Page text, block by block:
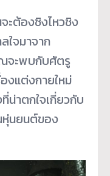
ต้องชิงไหวชิง
ใจมาจาก
จะพบกับศัตรู
งแต่งกายใหม่
าตกใจเกี่ยวกับ
หุ่นยนต์ของ